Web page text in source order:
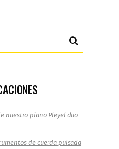
nuestro piano Pleyel duo
de cuerda pulsada